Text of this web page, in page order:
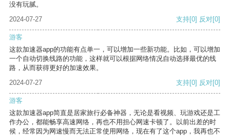
没有玩腻。
2024-07-27
支持[0] 反对[0]
游客
这款加速器app的功能有点单一，可以增加一些新功能。比如，可以增加
一个自动切换线路的功能，这样就可以根据网络情况自动选择最优的线
路，从而获得更好的加速效果。
2024-07-27
支持[0] 反对[0]
游客
这款加速器app简直是居家旅行必备神器，无论是看视频、玩游戏还是工
作办公，都能畅享高速网络，再也不用担心网速卡顿了。以前出差的时
候，经常因为网速慢而无法正常使用网络，现在有了这个app，我再也不